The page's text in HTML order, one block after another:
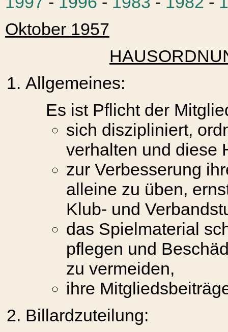
Oktober 1957
Allgemeines:
Es ist Pflicht der
sich diszipliniert,
verhalten und diese
zur Verbesserung
alleine zu üben,
Klub- und
das Spielmaterial
pflegen und
zu vermeiden,
ihre
Billardzuteilung: